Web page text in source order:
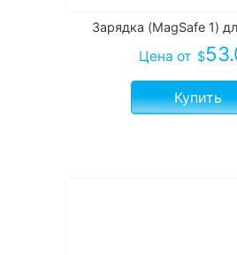
Зарядка (MagSafe 1)
Цена от $
Купить